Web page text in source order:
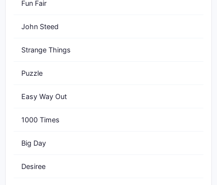
Fun Fair
John Steed
Strange Things
Puzzle
Easy Way Out
1000 Times
Big Day
Desiree